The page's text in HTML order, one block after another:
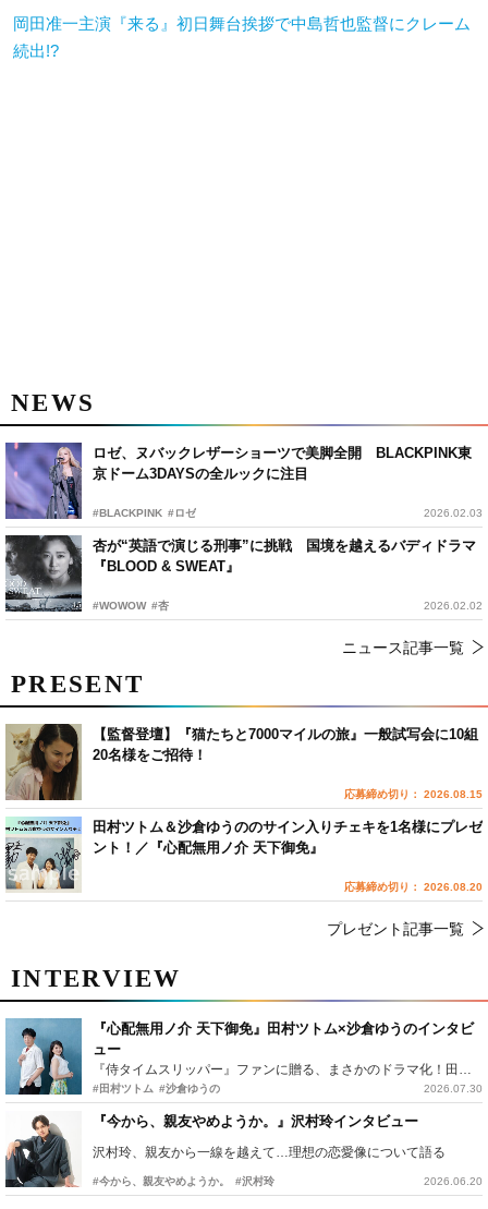
岡田准一主演『来る』初日舞台挨拶で中島哲也監督にクレーム
続出!?
NEWS
ロゼ、ヌバックレザーショーツで美脚全開 BLACKPINK東
京ドーム3DAYSの全ルックに注目
#BLACKPINK #ロゼ 2026.02.03
杏が“英語で演じる刑事”に挑戦 国境を越えるバディドラマ
『BLOOD & SWEAT』
#WOWOW #杏 2026.02.02
ニュース記事一覧
INTERVIEW
『心配無用ノ介 天下御免』田村ツトム×沙倉ゆうのインタビ
ュー
『侍タイムスリッパー』ファンに贈る、まさかのドラマ化！田村ツトム×沙倉ゆうのが語る『心配無用ノ介』撮影秘話
#田村ツトム #沙倉ゆうの 2026.07.30
『今から、親友やめようか。』沢村玲インタビュー
沢村玲、親友から一線を越えて…理想の恋愛像について語る
#今から、親友やめようか。 #沢村玲 2026.06.20
PRESENT
【監督登壇】『猫たちと7000マイルの旅』一般試写会に10組
20名様をご招待！
応募締め切り： 2026.08.15
田村ツトム＆沙倉ゆうののサイン入りチェキを1名様にプレゼ
ント！／『心配無用ノ介 天下御免』
応募締め切り： 2026.08.20
プレゼント記事一覧